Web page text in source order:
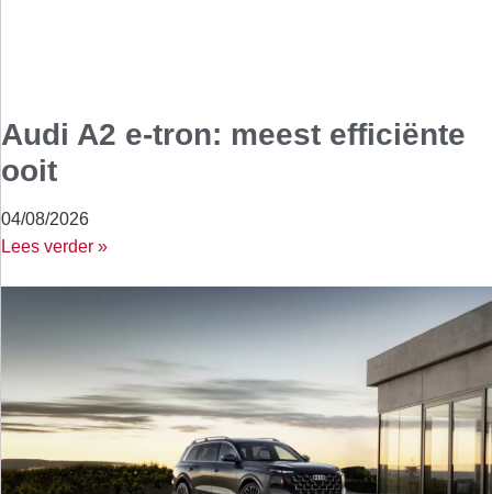
Audi A2 e-tron: meest efficiënte
ooit
04/08/2026
Lees verder »